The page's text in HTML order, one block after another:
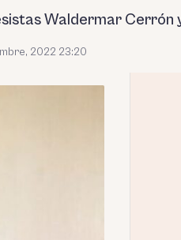
Waldermar Cerrón
2022 23:20